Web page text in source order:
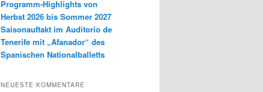
Programm-Highlights von
Herbst 2026 bis Sommer 2027
Saisonauftakt im Auditorio de
Tenerife mit „Afanador“ des
Spanischen Nationalballetts
NEUESTE KOMMENTARE